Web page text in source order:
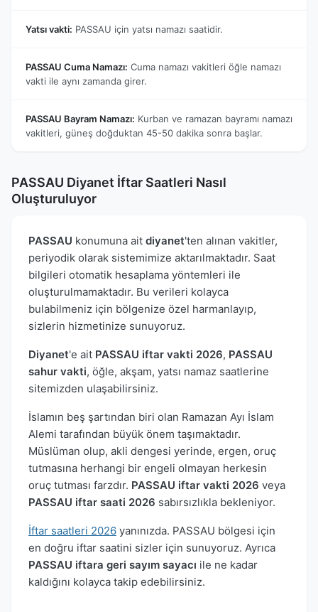
Yatsı vakti: PASSAU için yatsı namazı saatidir.
PASSAU Cuma Namazı: Cuma namazı vakitleri öğle namazı
vakti ile aynı zamanda girer.
PASSAU Bayram Namazı: Kurban ve ramazan bayramı namazı
vakitleri, güneş doğduktan 45-50 dakika sonra başlar.
PASSAU Diyanet İftar Saatleri Nasıl
Oluşturuluyor
PASSAU konumuna ait diyanet'ten alınan vakitler,
periyodik olarak sistemimize aktarılmaktadır. Saat
bilgileri otomatik hesaplama yöntemleri ile
oluşturulmamaktadır. Bu verileri kolayca
bulabilmeniz için bölgenize özel harmanlayıp,
sizlerin hizmetinize sunuyoruz.
Diyanet'e ait PASSAU iftar vakti 2026, PASSAU
sahur vakti, öğle, akşam, yatsı namaz saatlerine
sitemizden ulaşabilirsiniz.
İslamın beş şartından biri olan Ramazan Ayı İslam
Alemi tarafından büyük önem taşımaktadır.
Müslüman olup, akli dengesi yerinde, ergen, oruç
tutmasına herhangi bir engeli olmayan herkesin
oruç tutması farzdır. PASSAU iftar vakti 2026 veya
PASSAU iftar saati 2026 sabırsızlıkla bekleniyor.
İftar saatleri 2026 yanınızda. PASSAU bölgesi için
en doğru iftar saatini sizler için sunuyoruz. Ayrıca
PASSAU iftara geri sayım sayacı ile ne kadar
kaldığını kolayca takip edebilirsiniz.